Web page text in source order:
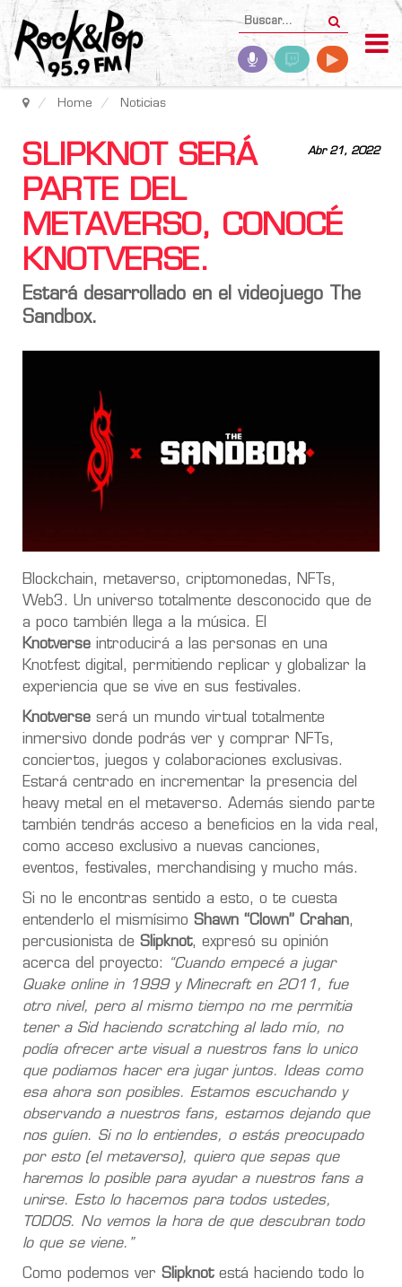
Home Noticias
Abr 21, 2022
SLIPKNOT SERÁ
PARTE DEL
METAVERSO, CONOCÉ
KNOTVERSE.
Estará desarrollado en el videojuego The
Sandbox.
Blockchain, metaverso, criptomonedas, NFTs,
Web3. Un universo totalmente desconocido que de
a poco también llega a la música. El
Knotverse introducirá a las personas en una
Knotfest digital, permitiendo replicar y globalizar la
experiencia que se vive en sus festivales.
Knotverse será un mundo virtual totalmente
inmersivo donde podrás ver y comprar NFTs,
conciertos, juegos y colaboraciones exclusivas.
Estará centrado en incrementar la presencia del
heavy metal en el metaverso. Además siendo parte
también tendrás acceso a beneficios en la vida real,
como acceso exclusivo a nuevas canciones,
eventos, festivales, merchandising y mucho más.
Si no le encontras sentido a esto, o te cuesta
entenderlo el mismísimo Shawn “Clown” Crahan,
percusionista de Slipknot, expresó su opinión
acerca del proyecto:
“Cuando empecé a jugar
Quake online in 1999 y Minecraft en 2011, fue
otro nivel, pero al mismo tiempo no me permitia
tener a Sid haciendo scratching al lado mío, no
podía ofrecer arte visual a nuestros fans lo unico
que podiamos hacer era jugar juntos. Ideas como
esa ahora son posibles. Estamos escuchando y
observando a nuestros fans, estamos dejando que
nos guíen. Si no lo entiendes, o estás preocupado
por esto (el metaverso), quiero que sepas que
haremos lo posible para ayudar a nuestros fans a
unirse. Esto lo hacemos para todos ustedes,
TODOS. No vemos la hora de que descubran todo
lo que se viene.”
Como podemos ver Slipknotestá haciendo todo lo